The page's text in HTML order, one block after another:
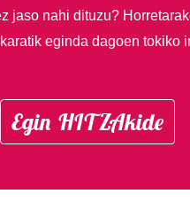
jaso nahi dituzu?
eginda dagoen tokiko
Egin HITZAkide